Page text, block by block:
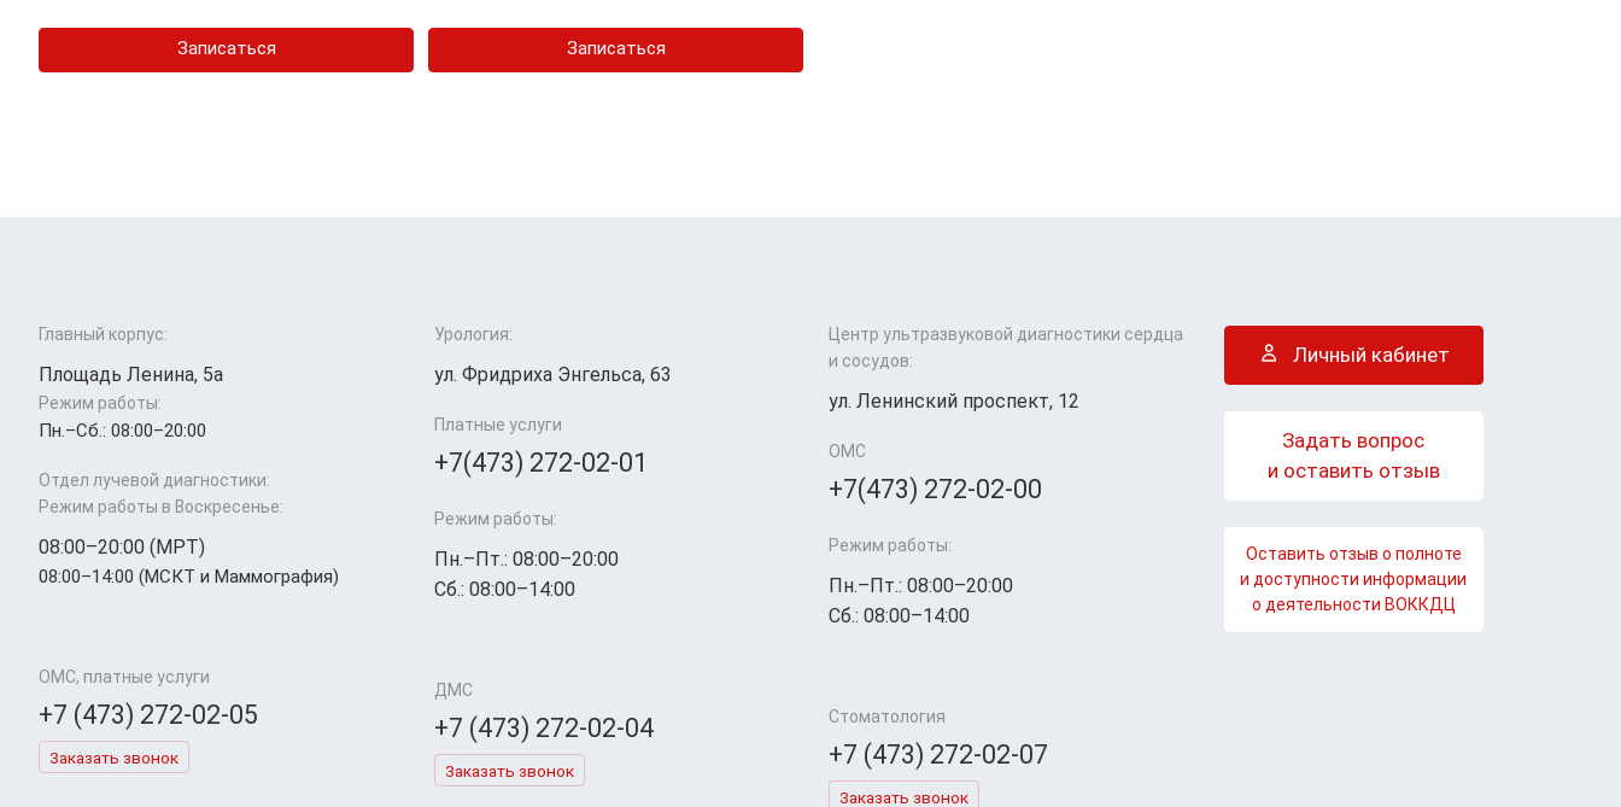
Записаться Записаться
Главный корпус:
Площадь Ленина, 5а
Режим работы:
Пн.–Cб.: 08:00–20:00
Отдел лучевой диагностики:
Режим работы в Воскресенье:
08:00–20:00 (МРТ)
08:00–14:00 (МСКТ и Маммография)
ОМС, платные услуги
+7 (473) 272-02-05
Заказать звонок
Урология:
ул. Фридриха Энгельса, 63
Платные услуги
+7(473) 272-02-01
Режим работы:
Пн.–Пт.: 08:00–20:00
Сб.: 08:00–14:00
ДМС
+7 (473) 272-02-04
Заказать звонок
Центр ультразвуковой диагностики сердца
и сосудов:
ул. Ленинский проспект, 12
ОМС
+7(473) 272-02-00
Режим работы:
Пн.–Пт.: 08:00–20:00
Сб.: 08:00–14:00
Стоматология
+7 (473) 272-02-07
Заказать звонок
Личный кабинет
Задать вопрос
и оставить отзыв
Оставить отзыв о полноте
и доступности информации
о деятельности ВОККДЦ